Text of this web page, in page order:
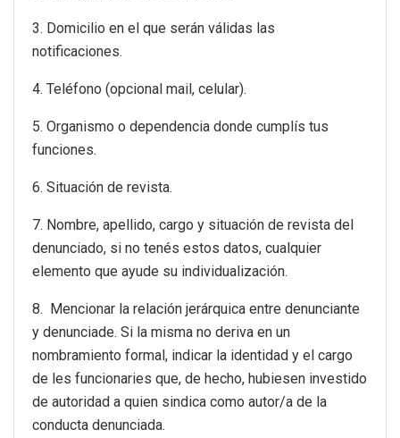
3. Domicilio en el que serán válidas las
notificaciones.
4. Teléfono (opcional mail, celular).
5. Organismo o dependencia donde cumplís tus
funciones.
6. Situación de revista.
7. Nombre, apellido, cargo y situación de revista del
denunciado, si no tenés estos datos, cualquier
elemento que ayude su individualización.
8. Mencionar la relación jerárquica entre denunciante
y denunciade. Si la misma no deriva en un
nombramiento formal, indicar la identidad y el cargo
de les funcionaries que, de hecho, hubiesen investido
de autoridad a quien sindica como autor/a de la
conducta denunciada.